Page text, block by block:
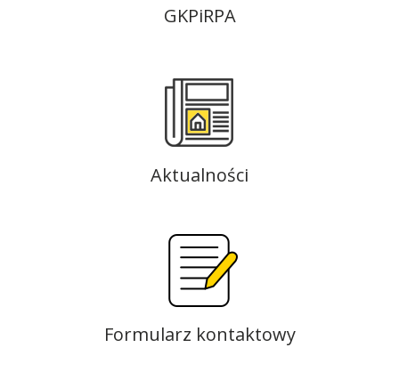
GKPiRPA
Aktualności
Formularz kontaktowy